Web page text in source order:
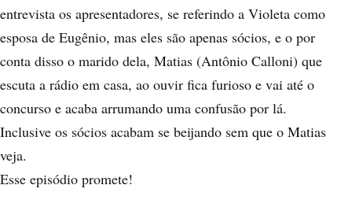
entrevista os apresentadores, se referindo a Violeta como
esposa de Eugênio, mas eles são apenas sócios, e o por
conta disso o marido dela, Matias (Antônio Calloni) que
escuta a rádio em casa, ao ouvir fica furioso e vai até o
concurso e acaba arrumando uma confusão por lá.
Inclusive os sócios acabam se beijando sem que o Matias
veja.
Esse episódio promete!